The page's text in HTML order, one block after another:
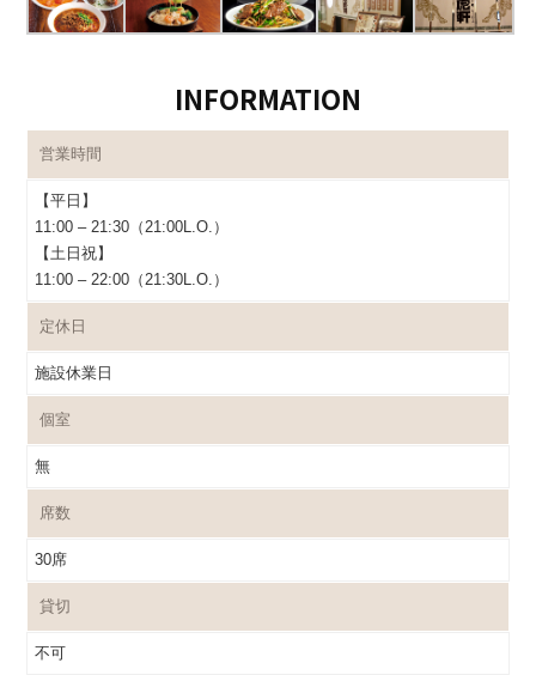
INFORMATION
営業時間
【平日】
11:00 – 21:30（21:00L.O.）
【土日祝】
11:00 – 22:00（21:30L.O.）
定休日
施設休業日
個室
無
席数
30席
貸切
不可